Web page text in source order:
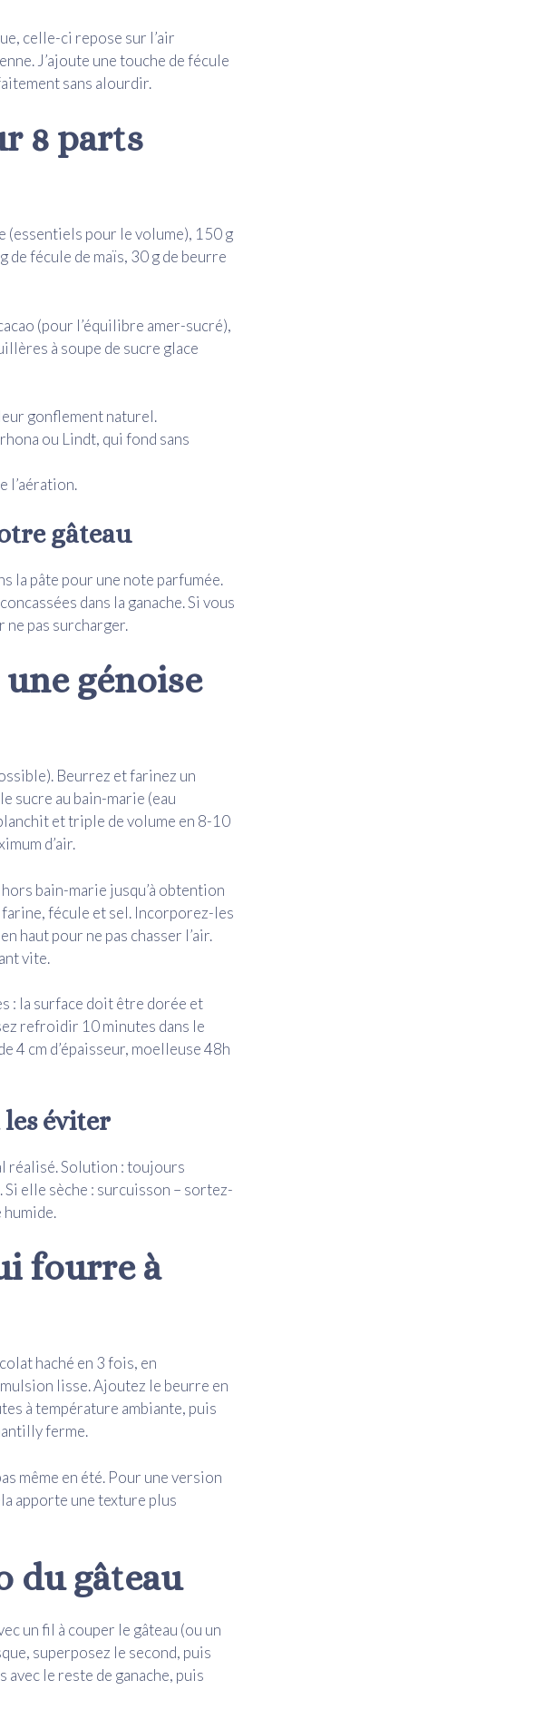
celle-ci repose sur l’air
J’ajoute une touche de fécule
sans alourdir.
8 parts
(essentiels pour le volume), 150 g
de fécule de maïs, 30 g de beurre
(pour l’équilibre amer-sucré),
à soupe de sucre glace
gonflement naturel.
ou Lindt, qui fond sans
l’aération.
gâteau
la pâte pour une note parfumée.
dans la ganache. Si vous
pas surcharger.
génoise
Beurrez et farinez un
sucre au bain-marie (eau
et triple de volume en 8-10
d’air.
bain-marie jusqu’à obtention
farine, fécule et sel. Incorporez-les
haut pour ne pas chasser l’air.
vite.
: la surface doit être dorée et
refroidir 10 minutes dans le
4 cm d’épaisseur, moelleuse 48h
éviter
réalisé. Solution : toujours
elle sèche : surcuisson – sortez-
humide.
fourre à
haché en 3 fois, en
lisse. Ajoutez le beurre en
à température ambiante, puis
ferme.
même en été. Pour une version
apporte une texture plus
du gâteau
un fil à couper le gâteau (ou un
superposez le second, puis
le reste de ganache, puis